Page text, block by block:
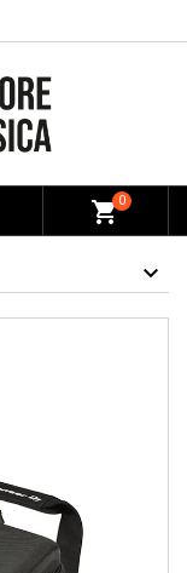
shopping_cart0